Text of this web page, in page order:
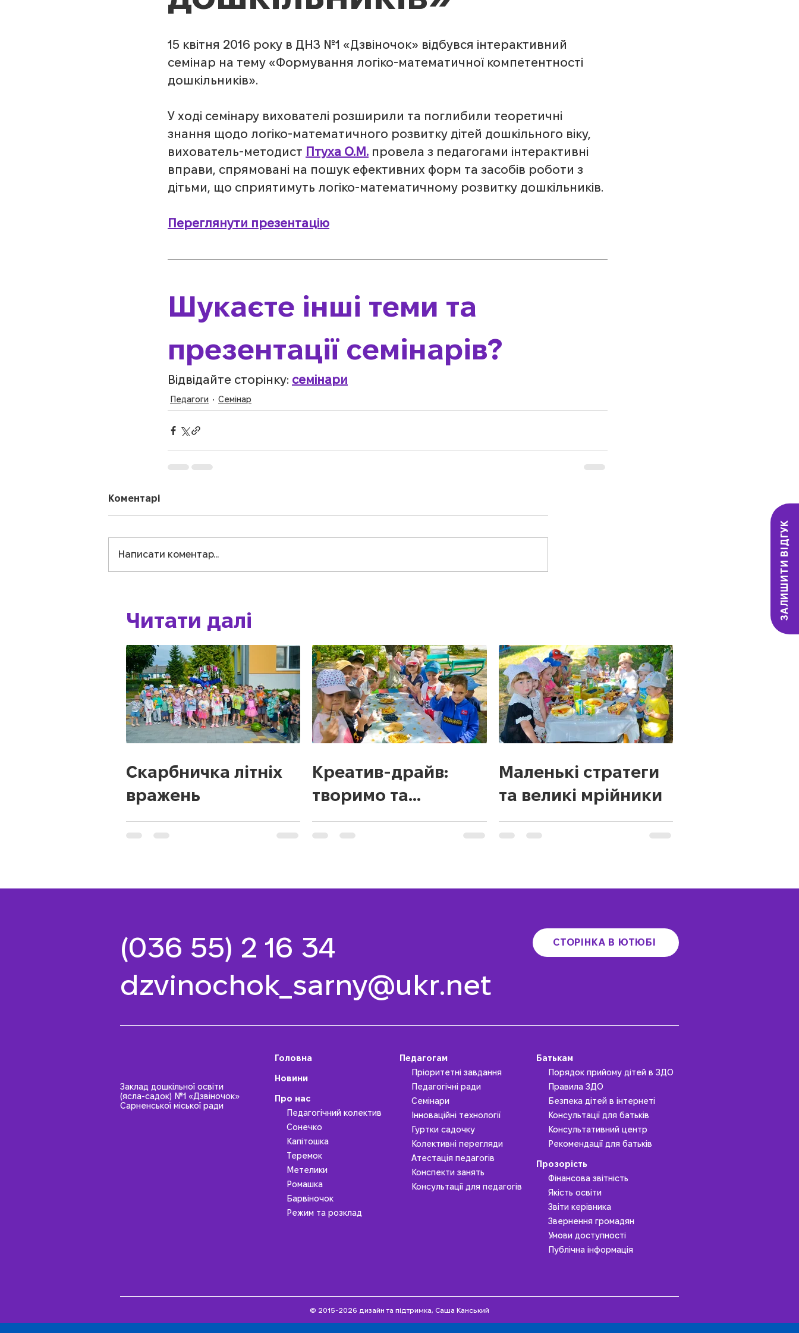
ЗАЛИШИТИ ВІДГУК
15 квітня 2016 року в ДНЗ №1 «Дзвіночок» відбувся інтерактивний
семінар на тему «Формування логіко-математичної компетентності
дошкільників».
У ході семінару вихователі розширили та поглибили теоретичні
знання щодо логіко-математичного розвитку дітей дошкільного віку,
вихователь-методист Птуха О.М. провела з педагогами інтерактивні
вправи, спрямовані на пошук ефективних форм та засобів роботи з
дітьми, що сприятимуть логіко-математичному розвитку дошкільників.
Переглянути презентацію
Шукаєте інші теми та
презентації семінарів?
Відвідайте сторінку: семінари
Педагоги Семінар
Коментарі
Написати коментар...
Читати далі
Скарбничка літніх
вражень
Креатив-драйв:
творимо та
вигадуємо!
Маленькі стратеги
та великі мрійники
(036 55) 2 16 34 СТОРІНКА В ЮТЮБІ
dzvinochok_sarny@ukr.net
Заклад дошкільної освіти
(ясла-садок) №1 «Дзвіночок»
Сарненської міської ради
Головна
Новини
Про нас
Педагогічний колектив
Сонечко
Капітошка
Теремок
Метелики
Ромашка
Барвіночок
Режим та розклад
Педагогам
Пріоритетні завдання
Педагогічні ради
Семінари
Інноваційні технології
Гуртки садочку
Колективні перегляди
Атестація педагогів
Конспекти занять
Консультації для педагогів
Батькам
Порядок прийому дітей в ЗДО
Правила ЗДО
Безпека дітей в інтернеті
Консультації для батьків
Консультативний центр
Рекомендації для батьків
Прозорість
Фінансова звітність
Якість освіти
Звіти керівника
Звернення громадян
Умови доступності
Публічна інформація
© 2015-2026 дизайн та підтримка, Саша Канський